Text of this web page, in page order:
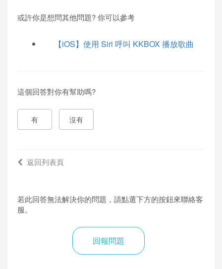
或許你是想問其他問題? 你可以參考
【iOS】使用 Siri 呼叫 KKBOX 播放歌曲
這個回答對你有幫助嗎?
有 沒有
返回列表頁
若此回答無法解決你的問題，請點選下方的按鈕來聯絡客
服。
回報問題